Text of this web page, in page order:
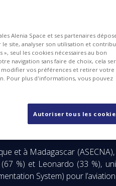
un vol de démonstration du
et à Madagascar
%) et Leonardo (33 %),
System) pour
Alenia Space et ses partenaires
site, analyser son utilisation et
seul les cookies nécessaires au bon
navigation sans faire de choix, cela
vos préférences et retirer votre
Pour plus d'informations, vous pouvez
Autoriser tous les